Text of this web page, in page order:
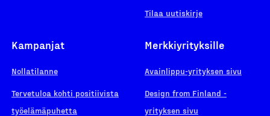
Tilaa uutiskirje
Kampanjat
Nollatilanne
Tervetuloa kohti positiivista
työelämäpuhetta
Merkkiyrityksille
Avainlippu-yrityksen sivu
Design from Finland -
yrityksen sivu